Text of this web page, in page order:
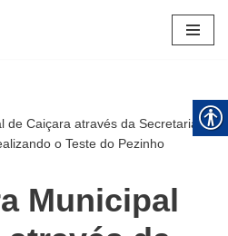
de Caiçara através da Secretaria
o Teste do Pezinho
Municipal